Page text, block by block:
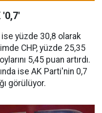
'0,7'
yüzde 30,8 olarak
CHP, yüzde 25,35
5,45 puan artırdı.
ise AK Parti'nin 0,7
görülüyor.